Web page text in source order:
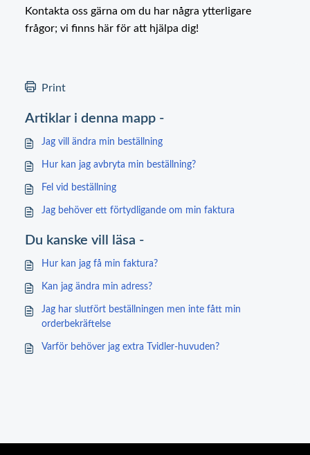
Kontakta oss gärna om du har några ytterligare
frågor; vi finns här för att hjälpa dig!
Print
Artiklar i denna mapp -
Jag vill ändra min beställning
Hur kan jag avbryta min beställning?
Fel vid beställning
Jag behöver ett förtydligande om min faktura
Du kanske vill läsa -
Hur kan jag få min faktura?
Kan jag ändra min adress?
Jag har slutfört beställningen men inte fått min
orderbekräftelse
Varför behöver jag extra Tvidler-huvuden?